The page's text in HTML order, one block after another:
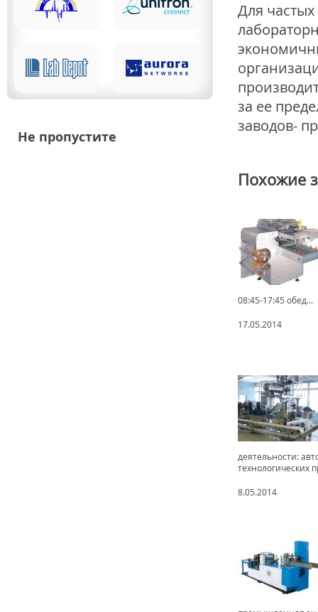
Не пропустите
Для
за ее
заводов-
Похожие
08:45-17:45 обед...
17.05.2014
деятельности:
технологических
8.05.2014